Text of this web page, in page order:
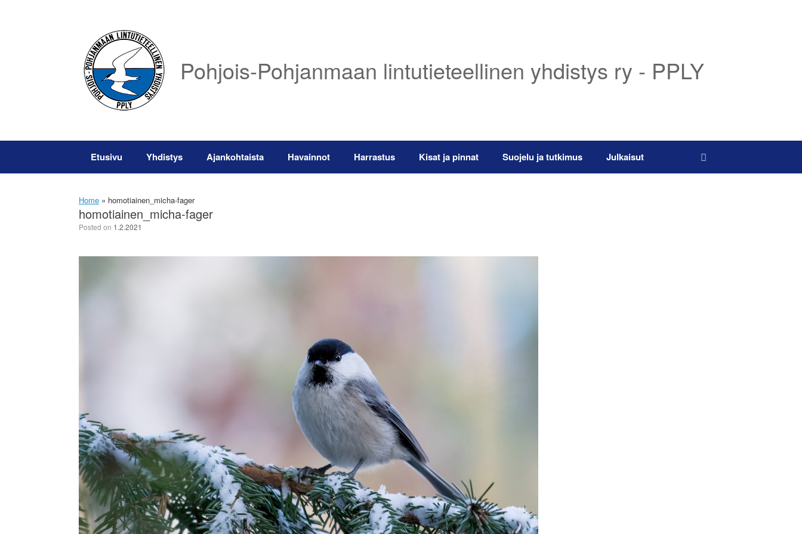
Pohjois-Pohjanmaan lintutieteellinen yhdistys ry - PPLY
Etusivu Yhdistys Ajankohtaista Havainnot Harrastus Kisat ja pinnat Suojelu ja tutkimus Julkaisut
Home » homotiainen_micha-fager
homotiainen_micha-fager
Posted on 1.2.2021